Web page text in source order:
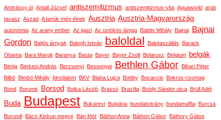
Andrássy út Antall József antiszemitizmus antiszemitizmus-vita Aquaworld arab
tavasz Aszad A tanúk még élnek Ausztria Ausztria-Magyarország
autonómia Az arany ember Az igazi Az üstökös lángja Babits Mihály Bajnai Bajnai
Gordon
Baljós árnyak Balogh István baloldal Balotaszállás
Barack
Obama
Bara Margit Baranya Basta Bayer Bayer Zsolt Belarusz Belgium belgák
Berija Berkesi András Berzsenyi Bessenyei Bethlen Gábor
Bihari Péter
Bilbó
Bimbó Mihály birodalom BKV Blaha Lujza Bobby Bocaccio
Bokros-csomag
Bond
Boromir Borsod Botka László Brassó Brazília Bródy Sándor utca Brüll Adél
Buda Budapest Bukarest Bulgária bundabotrány bundamaffia Burcsa
Burundi Bács-Kiskun megye Bán Mór Báthori Anna Báthori Gábor
Báthory Gábor